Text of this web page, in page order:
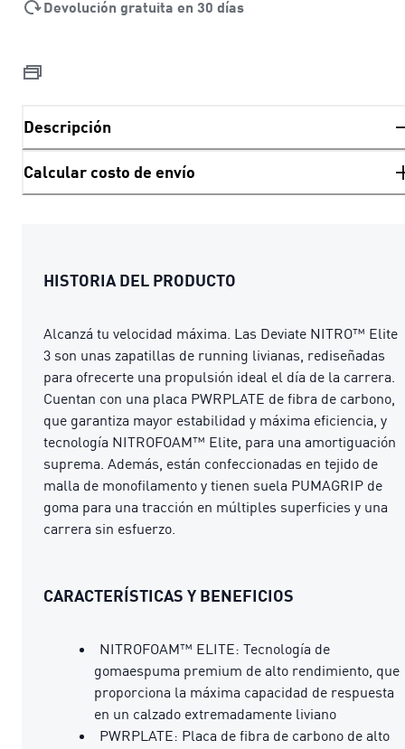
Devolución gratuita en 30 días
Descripción
Calcular costo de envío
HISTORIA DEL PRODUCTO
Alcanzá tu velocidad máxima. Las Deviate NITRO™ Elite
3 son unas zapatillas de running livianas, rediseñadas
para ofrecerte una propulsión ideal el día de la carrera.
Cuentan con una placa PWRPLATE de fibra de carbono,
que garantiza mayor estabilidad y máxima eficiencia, y
tecnología NITROFOAM™ Elite, para una amortiguación
suprema. Además, están confeccionadas en tejido de
malla de monofilamento y tienen suela PUMAGRIP de
goma para una tracción en múltiples superficies y una
carrera sin esfuerzo.
CARACTERÍSTICAS Y BENEFICIOS
NITROFOAM™ ELITE: Tecnología de
gomaespuma premium de alto rendimiento, que
proporciona la máxima capacidad de respuesta
en un calzado extremadamente liviano
PWRPLATE: Placa de fibra de carbono de alto